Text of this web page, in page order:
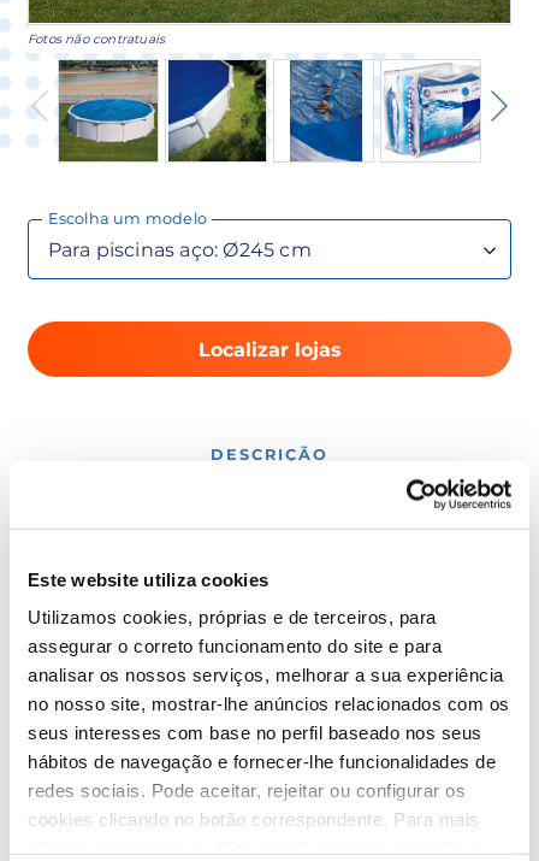
Este website utiliza cookies
Utilizamos cookies, próprias e de terceiros, para
assegurar o correto funcionamento do site e para
analisar os nossos serviços, melhorar a sua experiência
no nosso site, mostrar-lhe anúncios relacionados com os
seus interesses com base no perfil baseado nos seus
hábitos de navegação e fornecer-lhe funcionalidades de
redes sociais. Pode aceitar, rejeitar ou configurar os
cookies clicando no botão correspondente. Para mais
Fotos não contratuais
Escolha um modelo
Localizar lojas
DESCRIÇÃO
As coberturas de verão utilizam-se quando
disso contribuem a manter a piscina livre de
deixar as partículas maiores na superfície. A
utilização de uma cobertura durante a época alta
(4 meses) significa menos 50% de evaporação da
água.
A grande vantagem destas coberturas é que
podem adaptar-se também a outros modelos de
piscinas como as piscinas insufláveis ou tubulares.